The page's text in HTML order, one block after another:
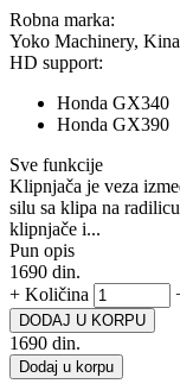
Robna marka:
Yoko Machinery, Kina
HD support:
Honda GX340
Honda GX390
Sve funkcije
Klipnjača je veza
silu sa klipa na
klipnjače i...
Pun opis
1690 din.
+ Količina
DODAJ U KORPU
1690 din.
Dodaj u korpu